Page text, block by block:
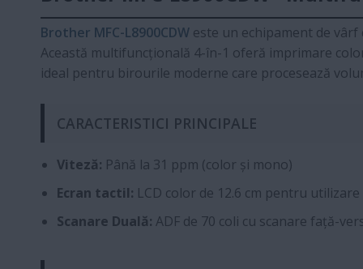
Brother MFC-L8900CDW este un echipament de
Această multifuncțională 4-în-1 oferă imprimare
ideal pentru birourile moderne care procesează
CARACTERISTICI PRINCIPALE
Viteză: Până la 31 ppm (color și mono)
Ecran tactil: LCD color de 12.6 cm pentru
Scanare Duală: ADF de 70 coli cu scanare față-